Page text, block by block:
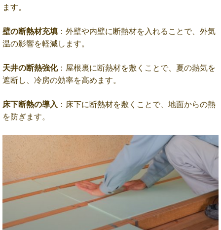
ます。
壁の断熱材充填 ：外壁や内壁に断熱材を入れることで、外気
温の影響を軽減します。
天井の断熱強化：屋根裏に断熱材を敷くことで、夏の熱気を
遮断し、冷房の効率を高めます。
床下断熱の導入 ：床下に断熱材を敷くことで、地面からの熱
を防ぎます。